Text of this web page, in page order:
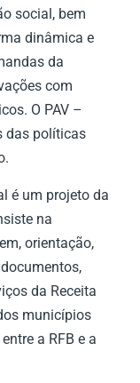
social, bem
dinâmica e
da
com
O PAV –
das políticas
é um projeto da
na
orientação,
da Receita
municípios
a RFB e a